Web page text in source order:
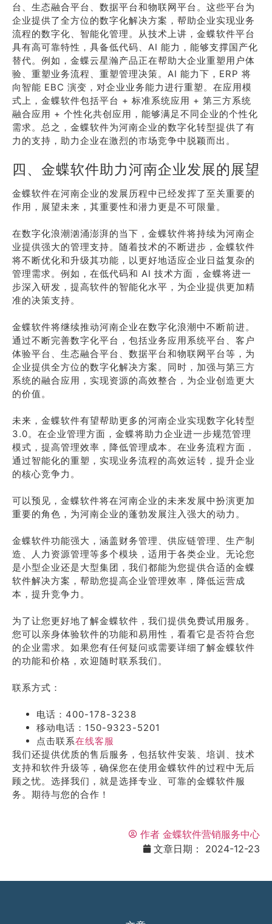
台、生态融合平台、数据平台和物联网平台。这些平台为
企业提供了全方位的数字化解决方案，帮助企业实现业务
流程的数字化、智能化管理。从技术上讲，金蝶软件平台
具有高可靠特性，具备低代码、AI 能力，能够支撑国产化
替代。例如，金蝶云星瀚产品正在帮助大企业重塑用户体
验、重塑业务流程、重塑管理决策。AI 能力下，ERP 将
向智能 EBC 演变，对企业业务能力进行重塑。在应用模
式上，金蝶软件包括平台 + 标准系统应用 + 第三方系统
融合应用 + 个性化共创应用，能够满足不同企业的个性化
需求。总之，金蝶软件为河南企业的数字化转型提供了有
力的支持，助力企业在激烈的市场竞争中脱颖而出。
四、金蝶软件助力河南企业发展的展望
金蝶软件在河南企业的发展历程中已经发挥了至关重要的
作用，展望未来，其重要性和潜力更是不可限量。
在数字化浪潮汹涌澎湃的当下，金蝶软件将持续为河南企
业提供强大的管理支持。随着技术的不断进步，金蝶软件
将不断优化和升级其功能，以更好地适应企业日益复杂的
管理需求。例如，在低代码和 AI 技术方面，金蝶将进一
步深入研发，提高软件的智能化水平，为企业提供更加精
准的决策支持。
金蝶软件将继续推动河南企业在数字化浪潮中不断前进。
通过不断完善数字化平台，包括业务应用系统平台、客户
体验平台、生态融合平台、数据平台和物联网平台等，为
企业提供全方位的数字化解决方案。同时，加强与第三方
系统的融合应用，实现资源的高效整合，为企业创造更大
的价值。
未来，金蝶软件有望帮助更多的河南企业实现数字化转型
3.0。在企业管理方面，金蝶将助力企业进一步规范管理
模式，提高管理效率，降低管理成本。在业务流程方面，
通过智能化的重塑，实现业务流程的高效运转，提升企业
的核心竞争力。
可以预见，金蝶软件将在河南企业的未来发展中扮演更加
重要的角色，为河南企业的蓬勃发展注入强大的动力。
金蝶软件功能强大，涵盖财务管理、供应链管理、生产制
造、人力资源管理等多个模块，适用于各类企业。无论您
是小型企业还是大型集团，我们都能为您提供合适的金蝶
软件解决方案，帮助您提高企业管理效率，降低运营成
本，提升竞争力。
为了让您更好地了解金蝶软件，我们提供免费试用服务。
您可以亲身体验软件的功能和易用性，看看它是否符合您
的企业需求。如果您有任何疑问或需要详细了解金蝶软件
的功能和价格，欢迎随时联系我们。
联系方式：
电话：400-178-3238
移动电话：150-9323-5201
点击联系在线客服
我们还提供优质的售后服务，包括软件安装、培训、技术
支持和软件升级等，确保您在使用金蝶软件的过程中无后
顾之忧。选择我们，就是选择专业、可靠的金蝶软件服
务。期待与您的合作！
作者 金蝶软件营销服务中心
文章日期：
2024-12-23